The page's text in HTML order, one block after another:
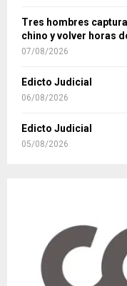
Tres hombres
chino y volver horas
07/08/2026
Edicto Judicial
06/08/2026
Edicto Judicial
05/08/2026